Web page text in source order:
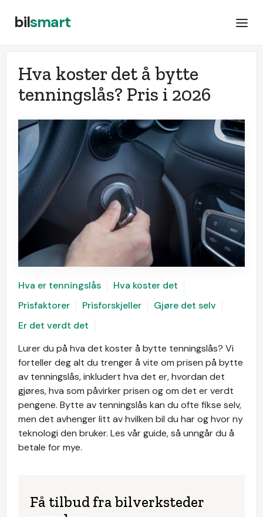
bilsmart
Hva koster det å bytte
tenningslås? Pris i 2026
Hva er tenningslås
Hva koster det
Prisfaktorer
Prisforskjeller
Gjøre det selv
Er det verdt det
Lurer du på hva det koster å bytte tenningslås? Vi
forteller deg alt du trenger å vite om prisen på bytte
av tenningslås, inkludert hva det er, hvordan det
gjøres, hva som påvirker prisen og om det er verdt
pengene. Bytte av tenningslås kan du ofte fikse selv,
men det avhenger litt av hvilken bil du har og hvor ny
teknologi den bruker. Les vår guide, så unngår du å
betale for mye.
Få tilbud fra bilverksteder